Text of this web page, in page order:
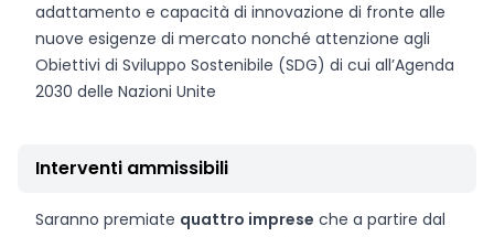
adattamento e capacità di innovazione di fronte alle
nuove esigenze di mercato nonché attenzione agli
Obiettivi di Sviluppo Sostenibile (SDG) di cui all’Agenda
2030 delle Nazioni Unite
Interventi ammissibili
Saranno premiate quattro imprese che a partire dal